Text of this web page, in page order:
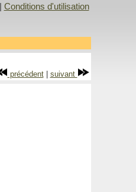
Conditions d'utilisation
précédent| suivant